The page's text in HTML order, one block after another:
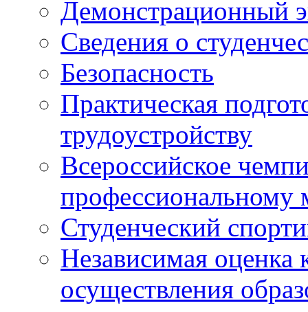
Демонстрационный
Сведения о
Безопасность
Практическая
трудоустройству
Всероссийское
профессиональному
Студенческий
Независимая оценка
осуществления